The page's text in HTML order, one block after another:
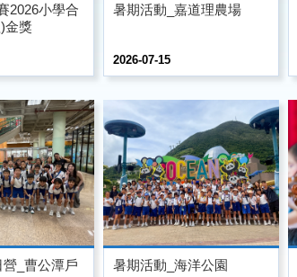
2026小學合
金獎
暑期活動_嘉道理農場
2026-07-15
_曹公潭戶
暑期活動_海洋公園